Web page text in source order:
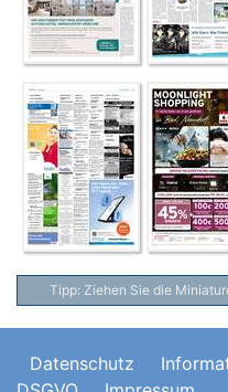
Tipp: Ziehen Sie die
Datenschutz